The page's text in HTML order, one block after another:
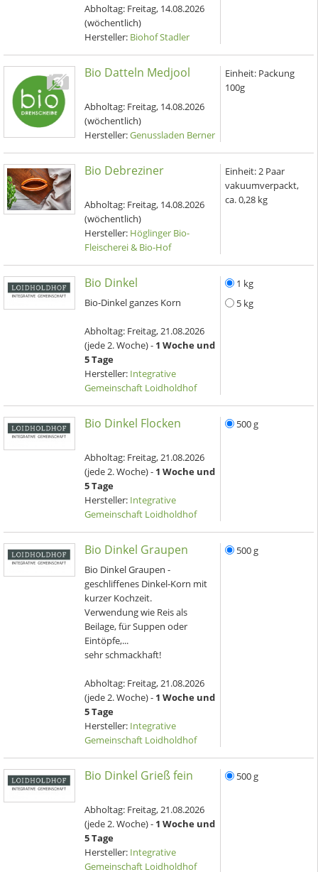
Abholtag: Freitag, 14.08.2026
(wöchentlich)
Hersteller: Biohof Stadler
Bio Datteln Medjool
Abholtag: Freitag, 14.08.2026
(wöchentlich)
Hersteller:Genussladen Berner
Einheit: Packung
100g
Bio Debreziner
Abholtag: Freitag, 14.08.2026
(wöchentlich)
Hersteller: Höglinger Bio-
Fleischerei & Bio-Hof
Einheit:2 Paar
vakuumverpackt,
ca. 0,28 kg
Bio Dinkel
Bio-Dinkel ganzes Korn
Abholtag: Freitag, 21.08.2026
(jede 2. Woche) - 1 Woche und
5 Tage
Hersteller: Integrative
Gemeinschaft Loidholdhof
1 kg
5 kg
Bio Dinkel Flocken
Abholtag: Freitag, 21.08.2026
(jede 2. Woche) - 1 Woche und
5 Tage
Hersteller: Integrative
Gemeinschaft Loidholdhof
500 g
Bio Dinkel Graupen
Bio Dinkel Graupen -
geschliffenes Dinkel-Korn mit
kurzer Kochzeit.
Verwendung wie Reis als
Beilage, für Suppen oder
Eintöpfe,...
sehr schmackhaft!
Abholtag: Freitag, 21.08.2026
(jede 2. Woche) - 1 Woche und
5 Tage
Hersteller: Integrative
Gemeinschaft Loidholdhof
500 g
Bio Dinkel Grieß fein
Abholtag: Freitag, 21.08.2026
(jede 2. Woche) - 1 Woche und
5 Tage
Hersteller: Integrative
Gemeinschaft Loidholdhof
500 g